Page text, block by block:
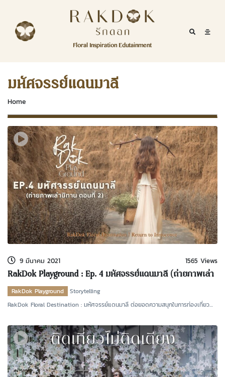
RakDok (รักดอก)
Floral Inspiration Edutainment
Mobile
RakDok
Menu
MAGAZINE
EDUTAINMENT
RAKDOK
MARKET
ABOUT
CONTACT
Channel Facebook
Twitter
Channel Youtube
มหัศจรรย์แดนมาลี
Home
9 มีนาคม 2021 1565 Views
RakDok Playground : Ep. 4 มหัศจรรย์แดนมาลี (ถ่ายภาพเล่า
นิทาน ตอนที่ 2)
RakDok Playground
Storytelling
RakDok Floral Destination : มหัศจรรย์แดนมาลี ต่อยอดความสนุกในการท่องเที่ยว